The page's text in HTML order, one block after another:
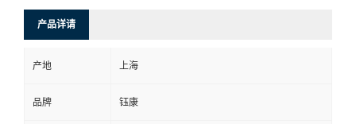
产品详请
产地 上海
品牌 钰康